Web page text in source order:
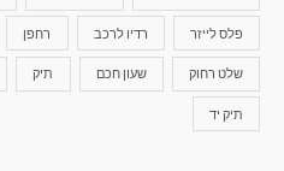
פלס לייזר רדיו לרכב רחפן
שלט רחוק שעון חכם תיק
תיק יד